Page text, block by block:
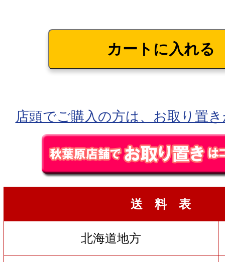
店頭でご購入の方は、お取り置
送 料 表
北海道地方